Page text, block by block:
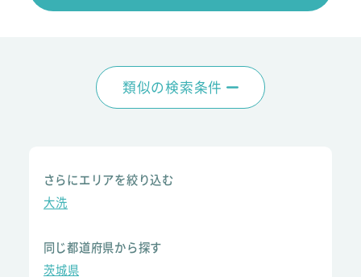
類似の検索条件
さらにエリアを絞り込む
大洗
同じ都道府県から探す
茨城県